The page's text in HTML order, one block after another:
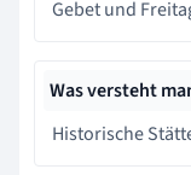
Gebet und
Was versteht
Historische